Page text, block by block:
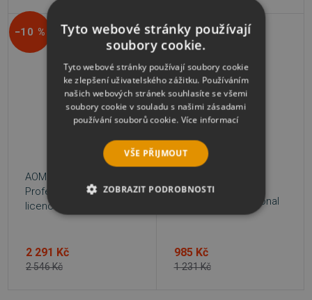
−10 %
AOMEI MyRecover
Professional, celoživotní
licence pro Windows
2 546 Kč
2 291 Kč
−20 %
AOMEI OneKey
Recovery Professional
1 231 Kč
985 Kč
Tyto webové stránky používají
soubory cookie.
Tyto webové stránky používají soubory cookie
ke zlepšení uživatelského zážitku. Používáním
našich webových stránek souhlasíte se všemi
soubory cookie v souladu s našimi zásadami
používání souborů cookie. Více informací
VŠE PŘIJMOUT
ZOBRAZIT PODROBNOSTI
NEZBYTNĚ NUTNÉ SOUBORY
VÝKONOVÉ SOUBORY